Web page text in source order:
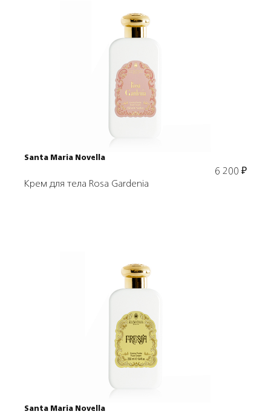
В корзину
Santa Maria Novella
6 200 ₽
Крем для тела Rosa Gardenia
В корзину
Santa Maria Novella